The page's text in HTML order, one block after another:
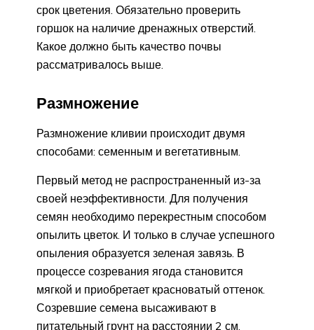
срок цветения. Обязательно проверить
горшок на наличие дренажных отверстий.
Какое должно быть качество почвы
рассматривалось выше.
Размножение
Размножение кливии происходит двумя
способами: семенным и вегетативным.
Первый метод не распространенный из-за
своей неэффективности. Для получения
семян необходимо перекрестным способом
опылить цветок. И только в случае успешного
опыления образуется зеленая завязь. В
процессе созревания ягода становится
мягкой и приобретает красноватый оттенок.
Созревшие семена высаживают в
питательный грунт на расстоянии 2 см.